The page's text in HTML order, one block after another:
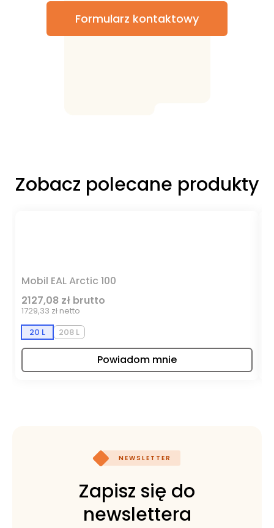
Formularz kontaktowy
Zobacz polecane produkty
Mobil EAL Arctic 100
2127,08 zł brutto
1729,33 zł netto
20 L
208 L
Powiadom mnie
NEWSLETTER
Zapisz się do
newslettera